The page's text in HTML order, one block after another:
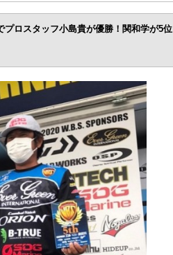
ロスタッフ小島貴が優勝！関和学が5位